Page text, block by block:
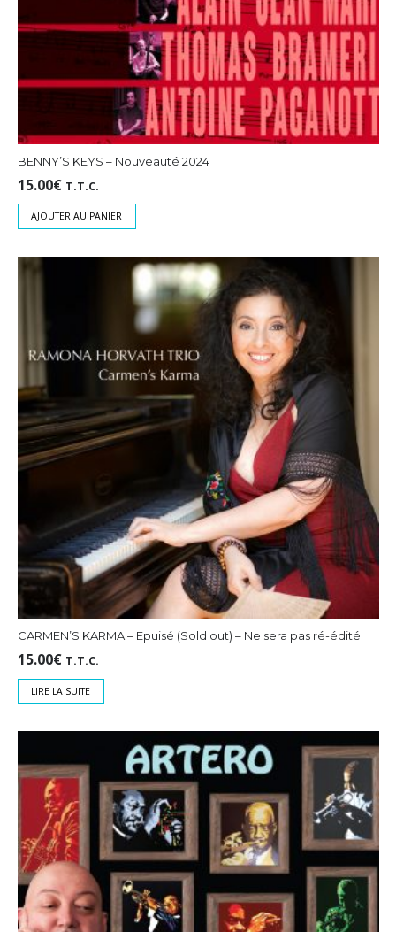
BENNY’S KEYS – Nouveauté 2024
15.00€ T.T.C.
AJOUTER AU PANIER
CARMEN’S KARMA – Epuisé (Sold out) – Ne sera pas ré-édité.
15.00€ T.T.C.
LIRE LA SUITE